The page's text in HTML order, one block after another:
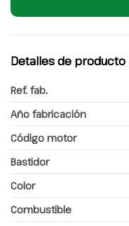
Detalles de producto
Ref. fab.
Año fabricación
Código motor
Bastidor
Color
Combustible